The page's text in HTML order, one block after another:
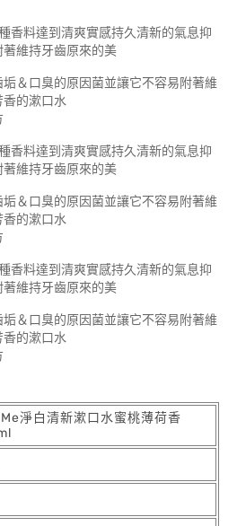
香料達到清爽實感持久清新的氣息抑
維持牙齒原來的美
＆口臭的原因菌並讓它不容易附著維
的漱口水
香料達到清爽實感持久清新的氣息抑
維持牙齒原來的美
＆口臭的原因菌並讓它不容易附著維
的漱口水
香料達到清爽實感持久清新的氣息抑
維持牙齒原來的美
＆口臭的原因菌並讓它不容易附著維
的漱口水
淨白清新漱口水蜜桃薄荷香